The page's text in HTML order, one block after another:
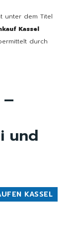
unter dem Titel
Kassel
durch
und
KASSEL